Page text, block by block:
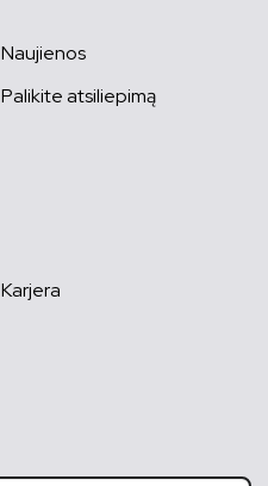
Naujienos
Palikite atsiliepimą
Karjera